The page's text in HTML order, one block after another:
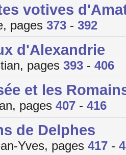
votives
pages 373 - 392
d'Alexandrie
pages 393 - 406
et les
pages 407 - 416
de Delphes
Yves, pages 417 -